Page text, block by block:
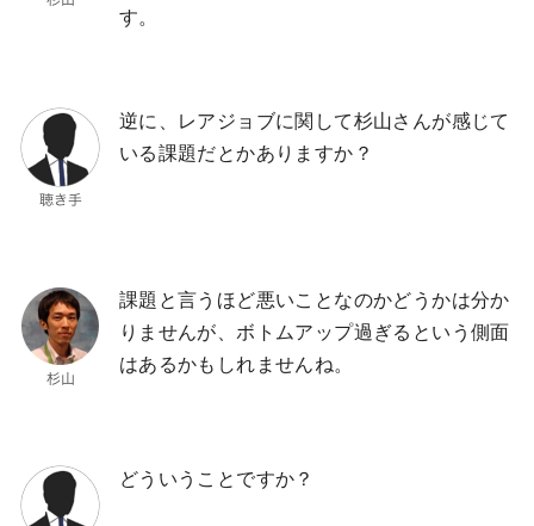
す。
逆に、レアジョブに関して杉山さんが感じて
いる課題だとかありますか？
課題と言うほど悪いことなのかどうかは分か
りませんが、ボトムアップ過ぎるという側面
はあるかもしれませんね。
どういうことですか？